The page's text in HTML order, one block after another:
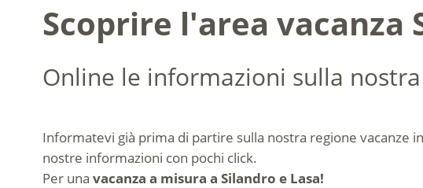
Scoprire l'area vacanza
Online le informazioni sulla
Informatevi già prima di partire sulla nostra regione vacanze
nostre informazioni con pochi click.
Per una vacanza a misura a Silandro e Lasa!